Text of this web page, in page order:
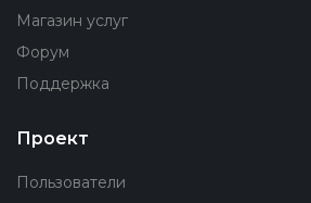
Магазин услуг
Форум
Поддержка
Проект
Пользователи